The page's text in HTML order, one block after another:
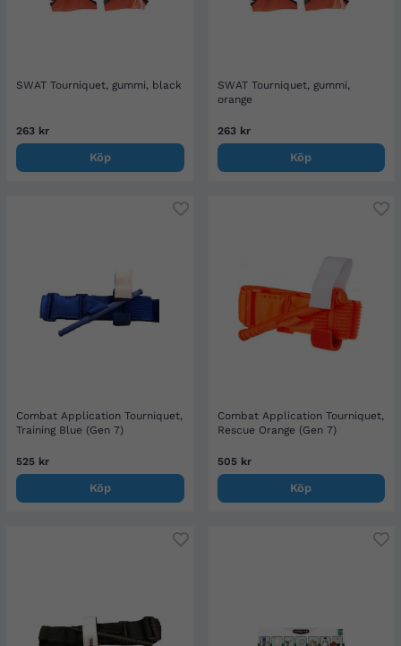
SWAT Tourniquet, gummi, black
263 kr
Köp
SWAT Tourniquet, gummi,
orange
263 kr
Köp
Combat Application Tourniquet,
Training Blue (Gen 7)
525 kr
Köp
Combat Application Tourniquet,
Rescue Orange (Gen 7)
505 kr
Köp